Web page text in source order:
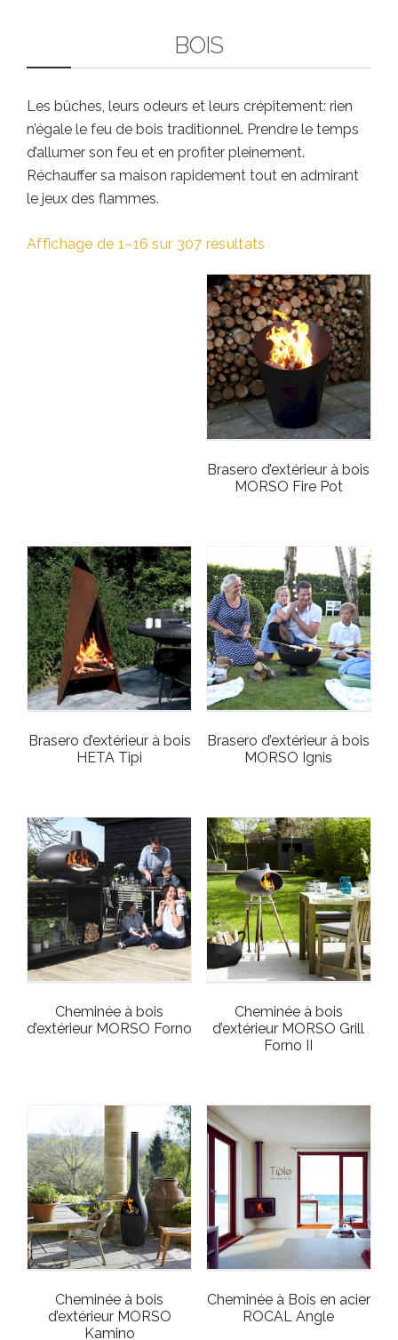
BOIS
Les bûches, leurs odeurs et leurs crépitement: rien
n’égale le feu de bois traditionnel. Prendre le temps
d’allumer son feu et en profiter pleinement.
Réchauffer sa maison rapidement tout en admirant
le jeux des flammes.
Affichage de 1–16 sur 307 résultats
Brasero d’extérieur à bois
MORSO Fire Pot
Brasero d’extérieur à bois
HETA Tipi
Brasero d’extérieur à bois
MORSO Ignis
Cheminée à bois
d’extérieur MORSO Forno
Cheminée à bois
d’extérieur MORSO Grill
Forno II
Cheminée à bois
d’extérieur MORSO
Kamino
Cheminée à Bois en acier
ROCAL Angle